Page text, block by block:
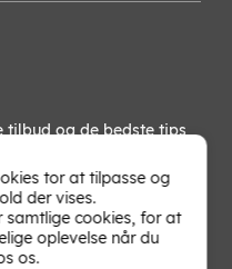
tilbud og de bedste tips
OK
tor at tilpasse og
der vises.
samtlige cookies, for at
oplevelse når du
os.